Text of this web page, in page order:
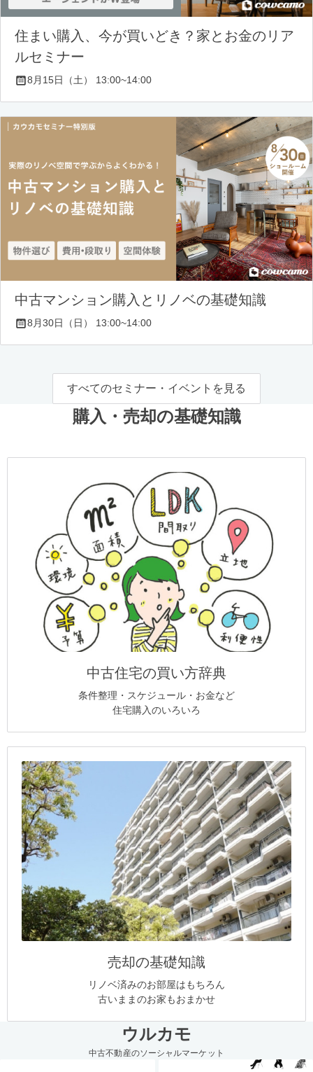
住まい購入、今が買いどき？家とお金のリア
ルセミナー
8月15日（土） 13:00~14:00
中古マンション購入とリノベの基礎知識
8月30日（日） 13:00~14:00
すべてのセミナー・イベントを見る
購入・売却の基礎知識
中古住宅の買い方辞典
条件整理・スケジュール・お金など
住宅購入のいろいろ
売却の基礎知識
リノベ済みのお部屋はもちろん
古いままのお家もおまかせ
ウルカモ
中古不動産のソーシャルマーケット